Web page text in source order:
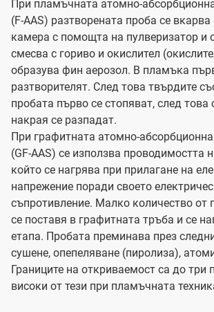
При пламъчната атомно-
(F-AAS) разтворената проба се
камера с помощта на пулверизатор и
смесва с гориво и окислител
образува фин аерозол. В пламъка
разтворителят. След това твърдите
пробата първо се стопяват, след това
накрая се разпадат.
При графитната атомно-
(GF-AAS) се използва проводимостта
който се нагрява при прилагане на
напрежение поради своето
съпротивление. Малко количество от
се поставя в графитната тръба и се
етапа. Пробата преминава през
сушене, опепеляване (пиролиза),
Границите на откриваемост са до три
високи от тези при пламъчната